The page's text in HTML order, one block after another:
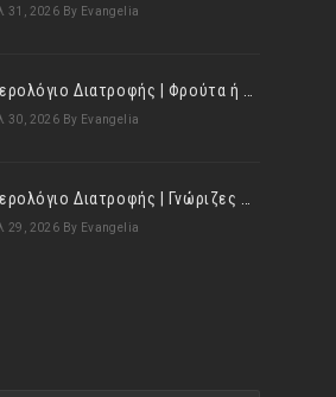
31, 2026 By Evangelia
ημερολόγιο Διατροφής | Φρούτα ή λαχανικά; Γνωρίζεις τη διαφορά;
30, 2026 By Evangelia
ημερολόγιο Διατροφής | Γνώριζες ότι, το πεπόνι περιέχει πολλές βιταμίνες;
29, 2026 By Evangelia